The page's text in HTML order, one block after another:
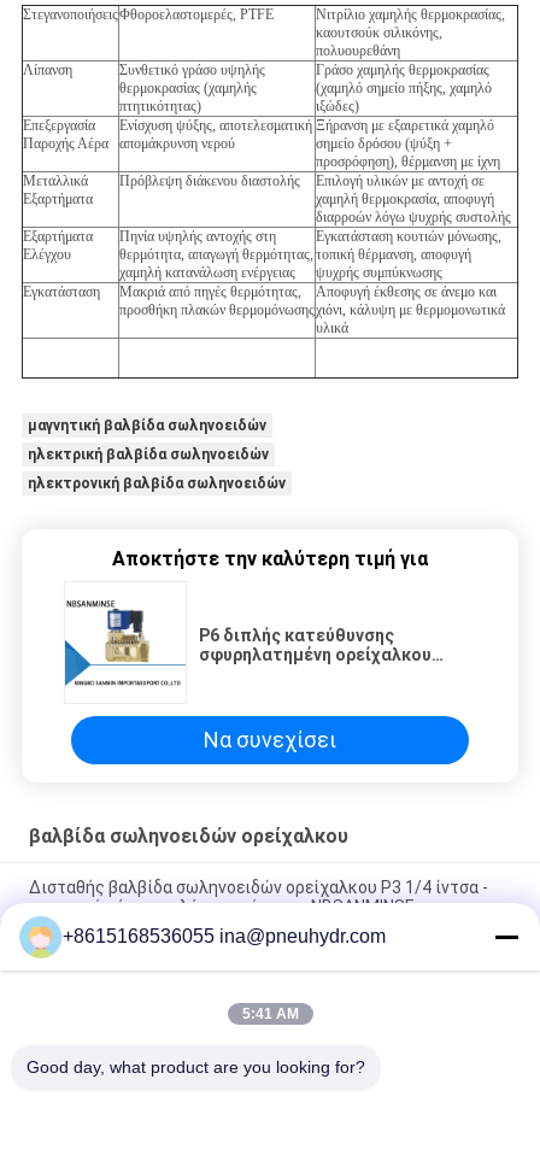
ΣτεγανοποιήσειςΦθοροελαστομερές, PTFE
Νιτρίλιο χαμηλής θερμοκρασίας,
καουτσούκ σιλικόνης,
πολυουρεθάνη
Λίπανση
Συνθετικό γράσο υψηλής
θερμοκρασίας (χαμηλής
πτητικότητας)
Γράσο χαμηλής θερμοκρασίας
(χαμηλό σημείο πήξης, χαμηλό
ιξώδες)
Επεξεργασία
Παροχής Αέρα
Ενίσχυση ψύξης, αποτελεσματική
απομάκρυνση νερού
Ξήρανση με εξαιρετικά χαμηλό
σημείο δρόσου (ψύξη +
προσρόφηση), θέρμανση με ίχνη
Μεταλλικά
Εξαρτήματα
Πρόβλεψη διάκενου διαστολής
Επιλογή υλικών με αντοχή σε
χαμηλή θερμοκρασία, αποφυγή
διαρροών λόγω ψυχρής συστολής
Εξαρτήματα
Ελέγχου
Πηνία υψηλής αντοχής στη
θερμότητα, απαγωγή θερμότητας,
χαμηλή κατανάλωση ενέργειας
Εγκατάσταση κουτιών μόνωσης,
τοπική θέρμανση, αποφυγή
ψυχρής συμπύκνωσης
Εγκατάσταση
Μακριά από πηγές θερμότητας,
προσθήκη πλακών θερμομόνωσης
Αποφυγή έκθεσης σε άνεμο και
χιόνι, κάλυψη με θερμομονωτικά
υλικά
μαγνητική βαλβίδα σωληνοειδών
ηλεκτρική βαλβίδα σωληνοειδών
ηλεκτρονική βαλβίδα σωληνοειδών
Αποκτήστε την καλύτερη τιμή για
P6 διπλής κατεύθυνσης
σφυρηλατημένη ορείχαλκου
πειραματική χρησιμοποιημένη
Να συνεχίσει
βαλβίδα σωληνοειδών ορείχαλκου
Δισταθής βαλβίδα σωληνοειδών ορείχαλκου P3 1/4 ίντσα -
εμπορικό σήμα υψηλής συχνότητας NBSANMINSE
Z4 βαλβίδες σωληνοειδών ανοξείδωτου για την άμεσα
ενεργούσα βαλβίδα σωληνοειδών νερού
Z6 η αντι σφυρηλατημένη έκρηξη βαλβίδα σωληνοειδών
+8615168536055 ina@pneuhydr.com
5:41 AM
Good day, what product are you looking for?